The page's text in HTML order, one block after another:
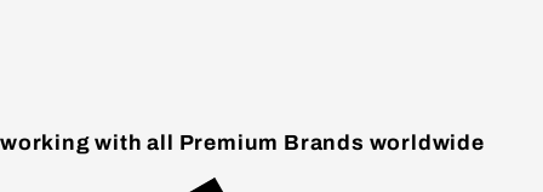
working with all Premium Brands worldwide